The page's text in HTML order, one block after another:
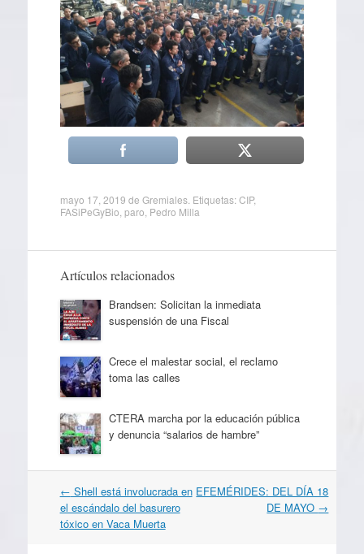
mayo 17, 2019 de Gremiales. Etiquetas:CIP,
FASiPeGyBio paro Pedro Milla
Artículos relacionados
Brandsen: Solicitan la inmediata
suspensión de una Fiscal
Crece el malestar social, el reclamo
toma las calles
CTERA marcha por la educación pública
y denuncia “salarios de hambre”
Navegación
por
artículos
← Shell está involucrada en
el escándalo del basurero
tóxico en Vaca Muerta
EFEMÉRIDES: DEL DÍA 18
DE MAYO →